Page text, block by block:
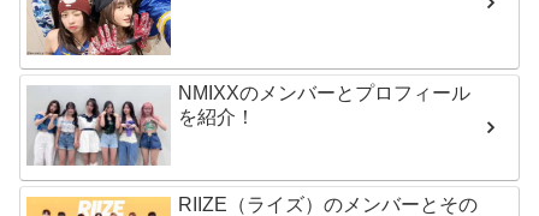
NMIXXのメンバーとプロフィール
を紹介！
RIIZE（ライズ）のメンバーとその